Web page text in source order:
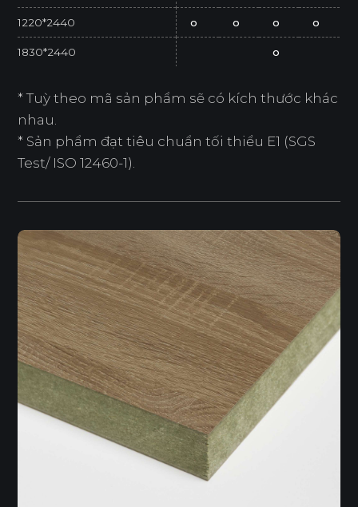
1220*2440 o o o o
1830*2440 o
* Tuỳ theo mã sản phẩm sẽ có kích thước khác
nhau.
* Sản phẩm đạt tiêu chuẩn tối thiểu E1 (SGS
Test/ ISO 12460-1).